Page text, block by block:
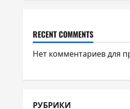
RECENT COMMENTS
Нет комментариев для
РУБРИКИ